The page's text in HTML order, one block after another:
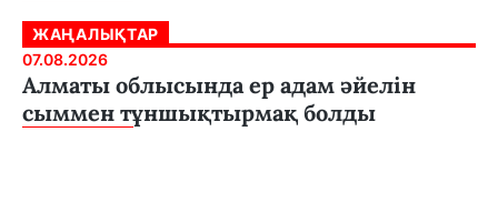
ЖАҢАЛЫҚТАР
07.08.2026
Алматы облысында ер адам әйелін
сыммен тұншықтырмақ болды